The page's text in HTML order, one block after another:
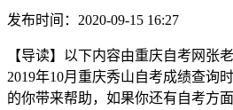
发布时间：2020-09-15 16:27
【导读】以下内容由重庆自考网张
2019年10月重庆秀山自考成绩查询
的你带来帮助，如果你还有自考方